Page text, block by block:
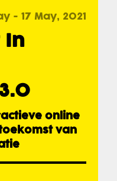
- 17 May, 2021
In
online
van